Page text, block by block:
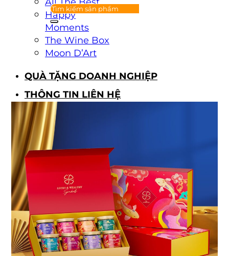
Happy
Moments
The Wine Box
Moon D’Art
QUÀ TẶNG DOANH NGHIỆP
THÔNG TIN LIÊN HỆ